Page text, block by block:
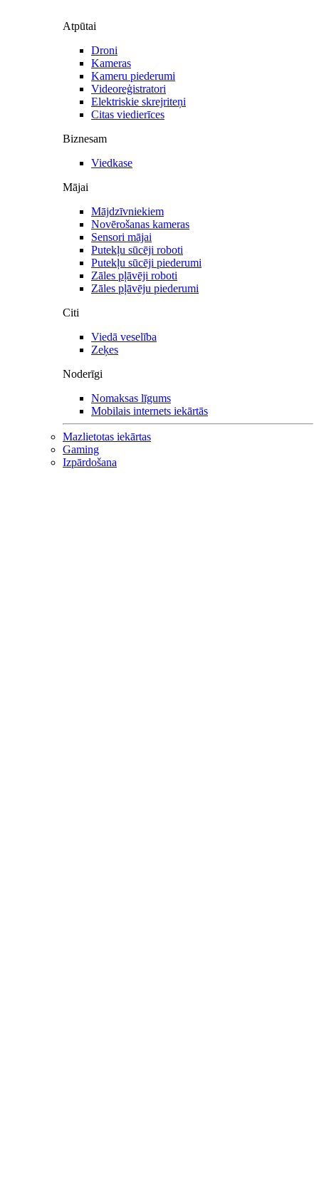
Atpūtai
Droni
Kameras
Kameru piederumi
Videoreģistratori
Elektriskie skrejriteņi
Citas viedierīces
Biznesam
Viedkase
Mājai
Mājdzīvniekiem
Novērošanas kameras
Sensori mājai
Putekļu sūcēji roboti
Putekļu sūcēji piederumi
Zāles pļāvēji roboti
Zāles pļāvēju piederumi
Citi
Viedā veselība
Zeķes
Noderīgi
Nomaksas līgums
Mobilais internets iekārtās
Mazlietotas iekārtas
Gaming
Izpārdošana